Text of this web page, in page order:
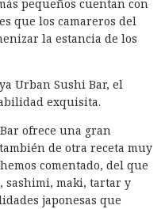
pequeños cuentan con
que los camareros del
la estancia de los
Urban Sushi Bar, el
exquisita.
ofrece una gran
de otra receta muy
comentado, del que
sashimi, maki, tartar y
japonesas que